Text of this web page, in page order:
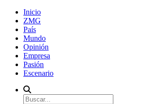
Inicio
ZMG
País
Mundo
Opinión
Empresa
Pasión
Escenario